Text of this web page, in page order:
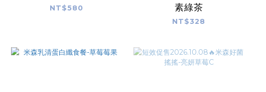
NT$580
素綠茶
NT$328